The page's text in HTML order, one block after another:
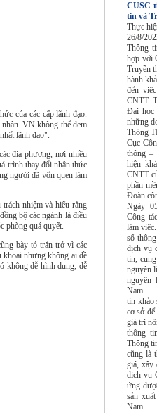
của các cấp lãnh đạo.
VN không thể đem
lãnh đạo".
địa phương, nơi nhiều
trình thay đổi nhận thức
người đã vốn quen làm
nhiệm và hiểu rằng
bộ các ngành là điều
phòng quả quyết.
bày tỏ trăn trở vì các
khoai nhưng không ai đề
không dễ hình dung, dễ
CUSC
tin và
Thực
26/8/
Thông
hợp với
Truyền
hành
đến
CNTT.
Đại học
những
Thông
Cục
thông –
hiện
CNTT
phần
Đoàn
Ngày
Công
làm
số
dịch vụ
tin,
nguyên
nguyên
Nam.
tin khảo
cơ sở
giá trị
thông
Thông
cũng là
giá, xây
dịch vụ
ứng
sản
Nam.